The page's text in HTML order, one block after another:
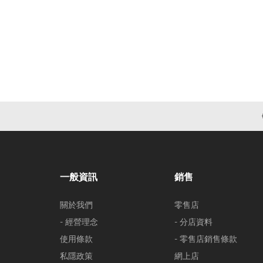
一般資訊
關於我們
- 經營理念
使用條款
私隱政策
銷售
零售店
- 分店資料
- 零售店銷售條款
網上店